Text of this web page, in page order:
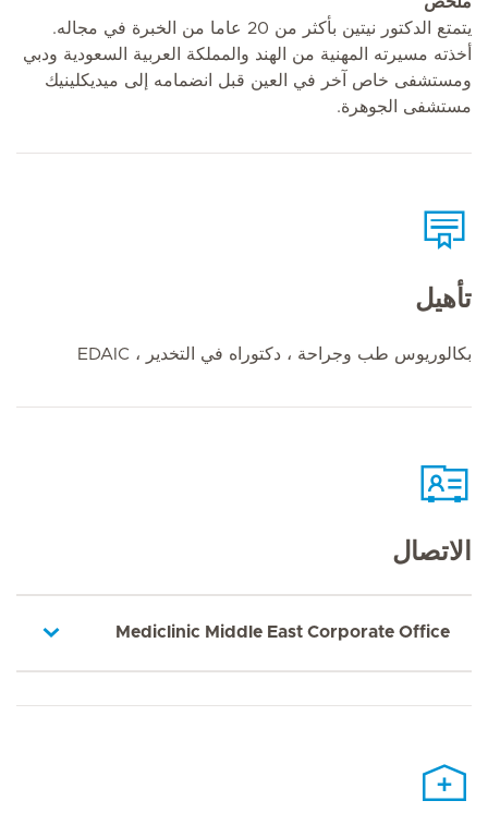
يتمتع الدكتور نيتين بأكثر من 20 عاما من الخبرة في مجاله.
أخذته مسيرته المهنية من الهند والمملكة العربية السعودية ودبي
ومستشفى خاص آخر في العين قبل انضمامه إلى ميديكلينيك
مستشفى الجوهرة.
تأهيل
بكالوريوس طب وجراحة ، دكتوراه في التخدير ، EDAIC
الاتصال
Mediclinic Middle East Corporate Office